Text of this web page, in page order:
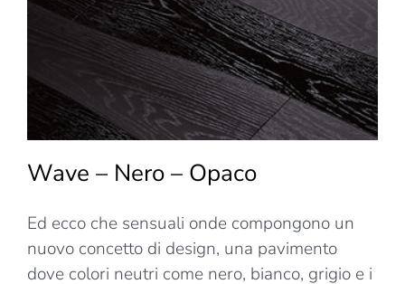
Wave – Nero – Opaco
Ed ecco che sensuali onde compongono un
nuovo concetto di design, una pavimento
dove colori neutri come nero, bianco, grigio e i